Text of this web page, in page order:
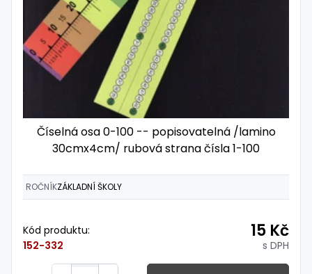
Číselná osa 0-100 -- popisovatelná /lamino
30cmx4cm/ rubová strana čísla 1-100
ROČNÍKZÁKLADNÍ ŠKOLY
Kód produktu:
152-332
15 Kč
s DPH